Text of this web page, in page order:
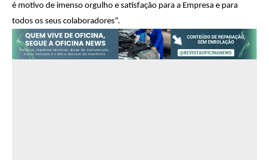
é motivo de imenso orgulho e satisfação para a Empresa e para
todos os seus colaboradores”.